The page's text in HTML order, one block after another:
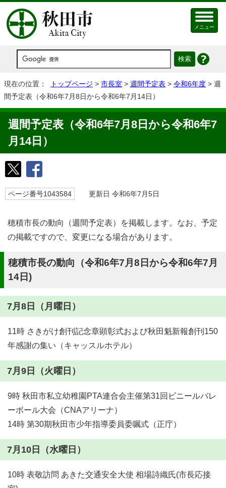
メニュー
現在の位置： トップページ > 市長室 > 週間予定表 > 令和6年度 > 週
間予定表（令和6年7月8日から令和6年7月14日）
週間予定表（令和6年7月8日から令和6年7
月14日）
ページ番号1043584 更新日 令和6年7月5日
穂積市長の動向（週間予定表）を掲載します。なお、予定
の掲載ですので、変更になる場合があります。
穂積市長の動向（令和6年7月8日から令和6年7月
14日)
7月8日（月曜日）
11時 さきがけ創刊記念章顕彰式および秋田魁新報創刊150
年感謝の集い（キャッスルホテル）
7月9日（火曜日）
9時 秋田市私立幼稚園PTA連合会主催第31回ビニールバレ
ーボール大会（CNAアリーナ）
14時 第30期秋田市少年指導委員委嘱式（正庁）
7月10日（水曜日）
10時 表敬訪問 あきた交通安全大使 相場詩織氏(市長応接